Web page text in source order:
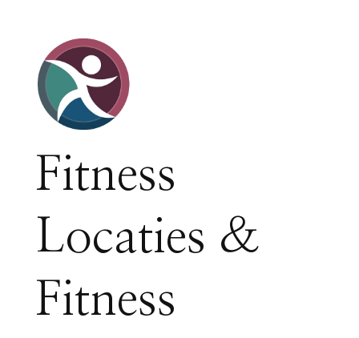
Fitness
Locaties &
Fitness